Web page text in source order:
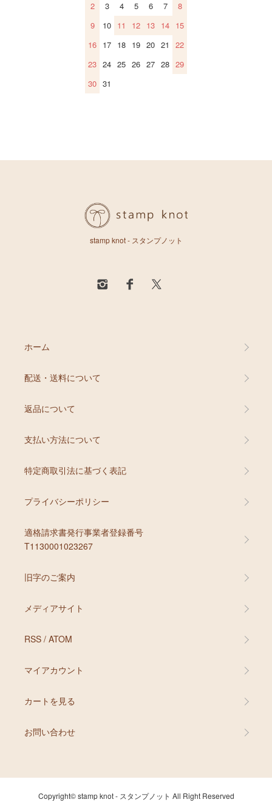
2
3 4 5 6 7
8
9
10 11 12 13 14 15
16 17 18 19 20 21
22
23 24 25 26 27 28 29
30 31
stamp knot - スタンプノット
ホーム
配送・送料について
返品について
支払い方法について
特定商取引法に基づく表記
プライバシーポリシー
適格請求書発行事業者登録番号
T1130001023267
旧字のご案内
メディアサイト
RSS / ATOM
マイアカウント
カートを見る
お問い合わせ
Copyright© stamp knot - スタンプノット All Right Reserved